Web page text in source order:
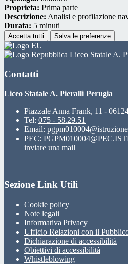
Proprieta: Prima parte
Descrizione: Analisi e profilazione
Durata: 5 minuti
Accetta tutti Salva le preferenze
Liceo Statale A.
Contatti
Liceo Statale A. Pieralli Perugia
Piazzale Anna Frank, 11 -
Tel: 075 - 58.29.51
Email:
PEC:
inviare una mail
Sezione Link Utili
Cookie policy
Note legali
Informativa Privacy
Ufficio Relazioni con il
Dichiarazione di accessibilità
Obiettivi di accessibilità
Whistleblowing